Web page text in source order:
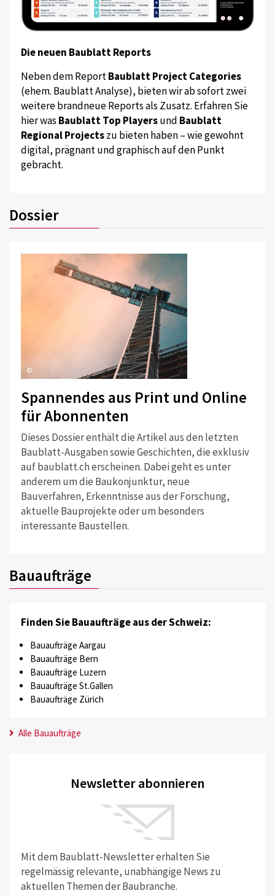
Die neuen Baublatt Reports
Neben dem ReportBaublatt Project Categories
(ehem. Baublatt Analyse), bieten wir ab sofort zwei
weitere brandneue Reports als Zusatz. Erfahren Sie
hier was Baublatt Top Playersund Baublatt
Regional Projectszu bieten haben – wie gewohnt
digital, prägnant und graphisch auf den Punkt
gebracht.
Dossier
©
Spannendes aus Print und Online
für Abonnenten
Dieses Dossier enthält die Artikel aus den letzten
Baublatt-Ausgaben sowie Geschichten, die exklusiv
auf baublatt.ch erscheinen. Dabei geht es unter
anderem um die Baukonjunktur, neue
Bauverfahren, Erkenntnisse aus der Forschung,
aktuelle Bauprojekte oder um besonders
interessante Baustellen.
Bauaufträge
Finden Sie Bauaufträge aus der Schweiz:
Bauaufträge Aargau
Bauaufträge Bern
Bauaufträge Luzern
Bauaufträge St.Gallen
Bauaufträge Zürich
Alle Bauaufträge
Newsletter abonnieren
Mit dem Baublatt-Newsletter erhalten Sie
regelmässig relevante, unabhängige News zu
aktuellen Themen der Baubranche.